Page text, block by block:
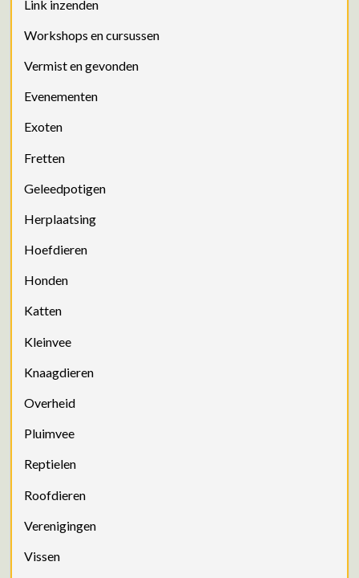
Link inzenden
Workshops en cursussen
Vermist en gevonden
Evenementen
Exoten
Fretten
Geleedpotigen
Herplaatsing
Hoefdieren
Honden
Katten
Kleinvee
Knaagdieren
Overheid
Pluimvee
Reptielen
Roofdieren
Verenigingen
Vissen